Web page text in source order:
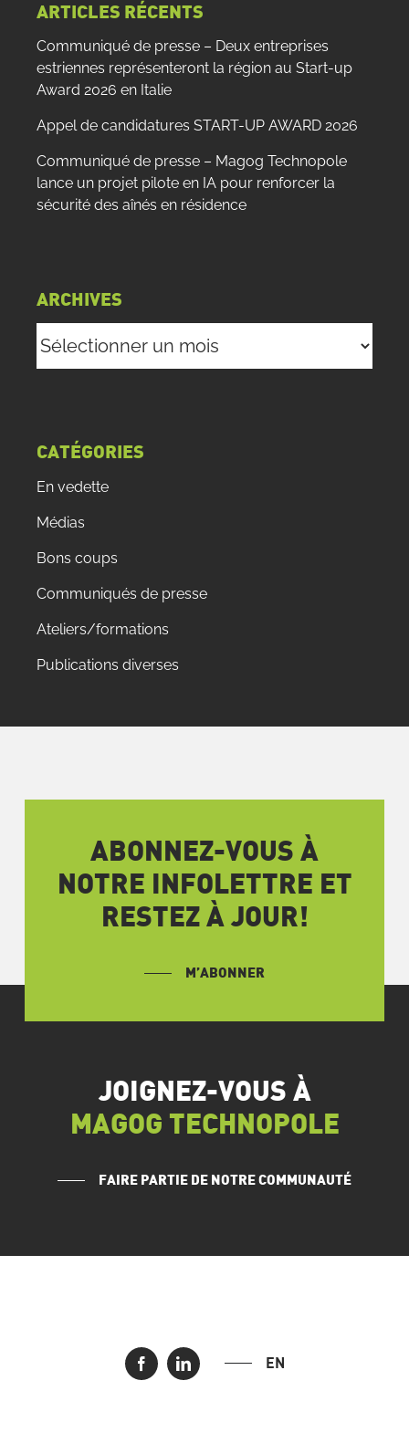
ARTICLES RÉCENTS
Communiqué de presse – Deux entreprises
estriennes représenteront la région au Start-up
Award 2026 en Italie
Appel de candidatures START-UP AWARD 2026
Communiqué de presse – Magog Technopole
lance un projet pilote en IA pour renforcer la
sécurité des aînés en résidence
ARCHIVES
CATÉGORIES
En vedette
Médias
Bons coups
Communiqués de presse
Ateliers/formations
Publications diverses
ABONNEZ-VOUS À
NOTRE INFOLETTRE ET
RESTEZ À JOUR!
M’ABONNER
JOIGNEZ-VOUS À
MAGOG TECHNOPOLE
FAIRE PARTIE DE NOTRE COMMUNAUTÉ
EN